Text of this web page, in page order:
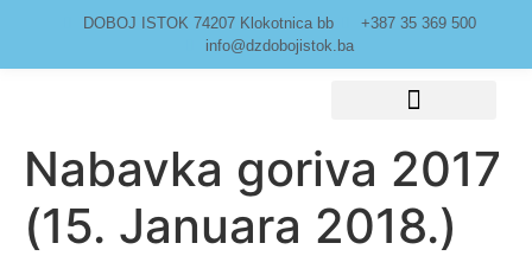
DOBOJ ISTOK 74207 Klokotnica bb
+387 35 369 500
info@dzdobojistok.ba
Nabavka goriva 2017
(15. Januara 2018.)